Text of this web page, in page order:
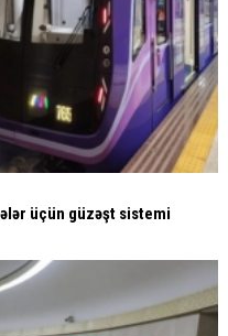
üçün güzəşt sistemi